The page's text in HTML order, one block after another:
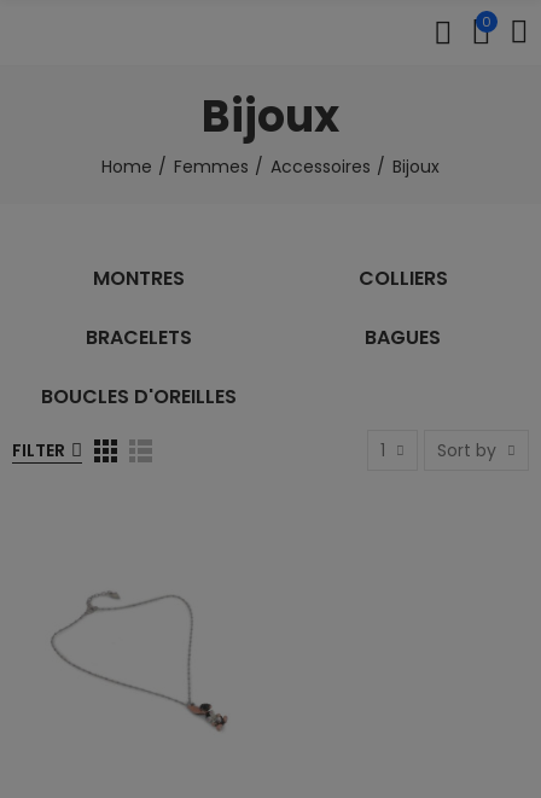
0
Bijoux
Home Femmes Accessoires Bijoux
MONTRES COLLIERS
BRACELETS BAGUES
BOUCLES D'OREILLES
FILTER 1 Sort by